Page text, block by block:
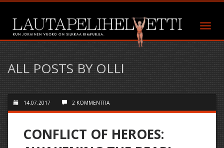
ALL POSTS BY OLLI
14.07.2017 2 KOMMENTTIA
CONFLICT OF HEROES: